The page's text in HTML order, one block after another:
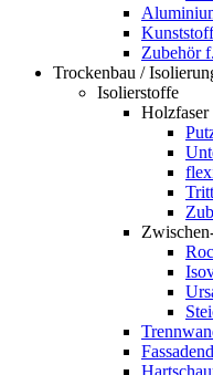
Zubehör
Trockenbau /
Isolierstoffe
Holzfaser